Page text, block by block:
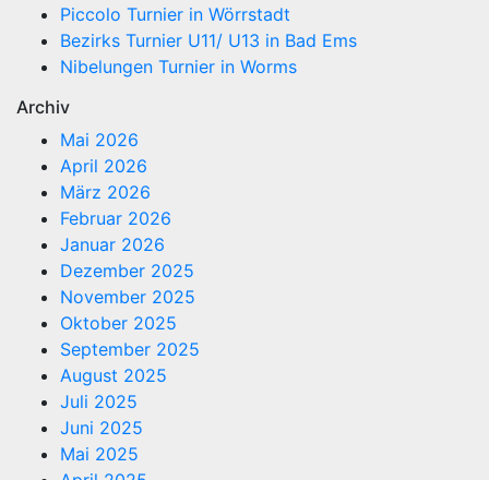
Piccolo Turnier in Wörrstadt
Bezirks Turnier U11/ U13 in Bad Ems
Nibelungen Turnier in Worms
Archiv
Mai 2026
April 2026
März 2026
Februar 2026
Januar 2026
Dezember 2025
November 2025
Oktober 2025
September 2025
August 2025
Juli 2025
Juni 2025
Mai 2025